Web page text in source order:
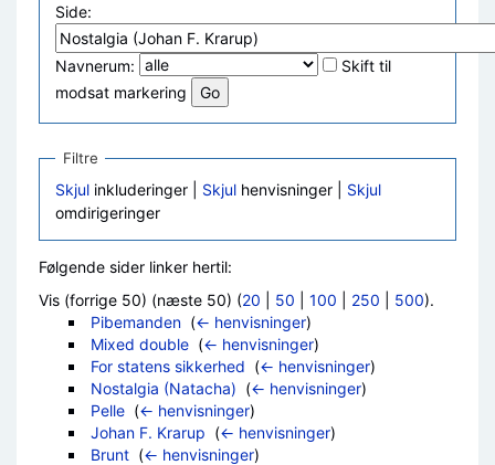
Side:
Navnerum:
Skift til
modsat markering
Filtre
Skjul inkluderinger | Skjul henvisninger | Skjul
omdirigeringer
Følgende sider linker hertil:
Vis (forrige 50) (næste 50) (20 50 100 250 500).
Pibemanden‎ (← henvisninger)
Mixed double‎ (← henvisninger)
For statens sikkerhed (← henvisninger)
Nostalgia (Natacha) (← henvisninger)
Pelle‎ (← henvisninger)
Johan F. Krarup (← henvisninger)
Brunt‎ (← henvisninger)